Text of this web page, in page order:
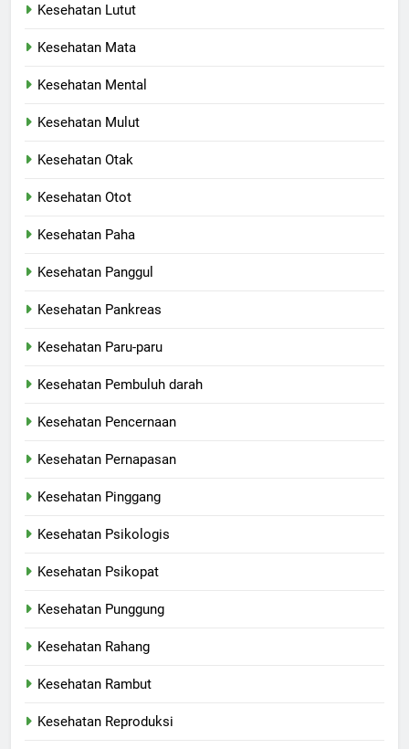
Kesehatan Lutut
Kesehatan Mata
Kesehatan Mental
Kesehatan Mulut
Kesehatan Otak
Kesehatan Otot
Kesehatan Paha
Kesehatan Panggul
Kesehatan Pankreas
Kesehatan Paru-paru
Kesehatan Pembuluh darah
Kesehatan Pencernaan
Kesehatan Pernapasan
Kesehatan Pinggang
Kesehatan Psikologis
Kesehatan Psikopat
Kesehatan Punggung
Kesehatan Rahang
Kesehatan Rambut
Kesehatan Reproduksi